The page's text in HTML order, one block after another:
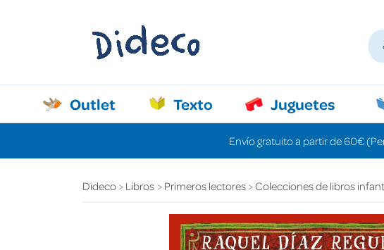
Outlet Texto Juguetes
Envío gratuito a partir de 60€
Dideco Libros Primeros lectores Colecciones de libros